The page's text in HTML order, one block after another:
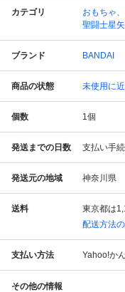
カテゴリ おもちゃ
聖闘士星矢
ブランド BANDAI
商品の状態 未使用に
個数 1個
発送までの日数 支払い手
発送元の地域 神奈川県
送料 東京都は
配送方法
支払い方法 Yahoo!か
その他の情報